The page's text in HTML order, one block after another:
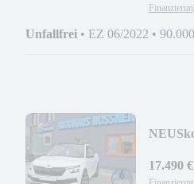
Unfallfrei • EZ 06/2022 •
NEU
17.490 €